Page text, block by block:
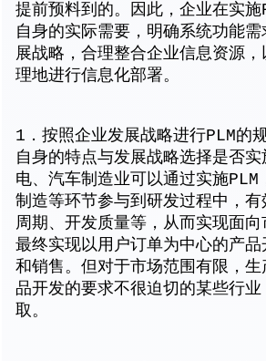
提前预料到的。因此，企业在实施
自身的实际需要，明确系统功能
展战略，合理整合企业信息资源
理地进行信息化部署。
1．按照企业发展战略进行PLM的
自身的特点与发展战略选择是否实
电、汽车制造业可以通过实施PLM
制造等环节参与到研发过程中，
周期、开发质量等，从而实现面向
最终实现以用户订单为中心的产
和销售。但对于市场范围有限，
品开发的要求不很迫切的某些行业
取。